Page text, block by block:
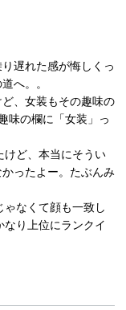
遅れた感が悔しくっ
へ。。
、女装もその趣味の
味の欄に「女装」っ
けど、本当にそうい
ったよー。たぶんみ
なくて顔も一致し
り上位にランクイ